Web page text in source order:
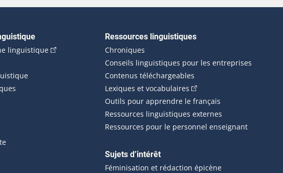
linguistique(Cet hyperlien externe s'ouvrira dans une nouvelle fenêtre.)
Ressources linguistiques
Chroniques
Conseils linguistiques pour les entreprises
Contenus téléchargeables
Lexiques et vocabulaires (Cet hyperlien externe
Outils pour apprendre le français
Ressources linguistiques externes
Ressources pour le personnel enseignant
Sujets d’intérêt
Féminisation et rédaction épicène